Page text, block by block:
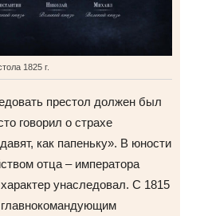
1825 г.
престол должен был
говорил о страхе
как папеньку». В юности
отца – императора
унаследовал. С 1815
главнокомандующим